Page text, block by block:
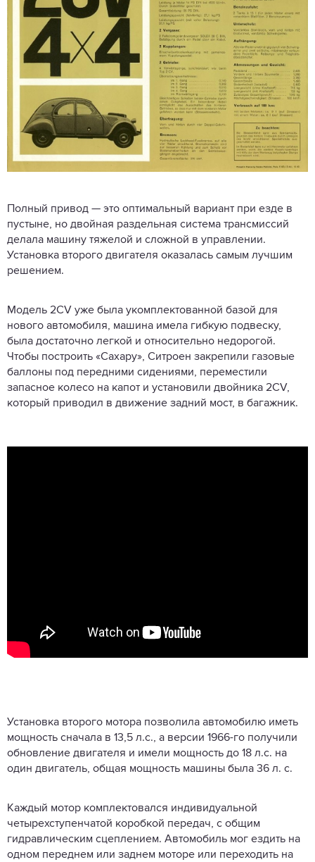
Полный привод — это оптимальный вариант при езде в
пустыне, но двойная раздельная система трансмиссий
делала машину тяжелой и сложной в управлении.
Установка второго двигателя оказалась самым лучшим
решением.
Модель 2CV уже была укомплектованной базой для
нового автомобиля, машина имела гибкую подвеску,
была достаточно легкой и относительно недорогой.
Чтобы построить «Сахару», Ситроен закрепили газовые
баллоны под передними сидениями, переместили
запасное колесо на капот и установили двойника 2CV,
который приводил в движение задний мост, в багажник.
Установка второго мотора позволила автомобилю иметь
мощность сначала в 13,5 л.с., а версии 1966-го получили
обновление двигателя и имели мощность до 18 л.с. на
один двигатель, общая мощность машины была 36 л. с.
Каждый мотор комплектовался индивидуальной
четырехступенчатой коробкой передач, с общим
гидравлическим сцеплением. Автомобиль мог ездить на
одном переднем или заднем моторе или переходить на